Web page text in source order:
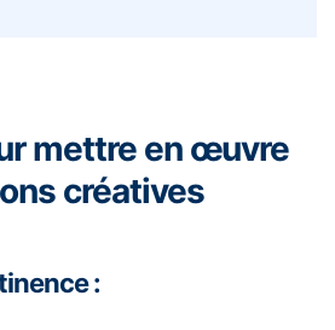
mettre en œuvre
créatives
: